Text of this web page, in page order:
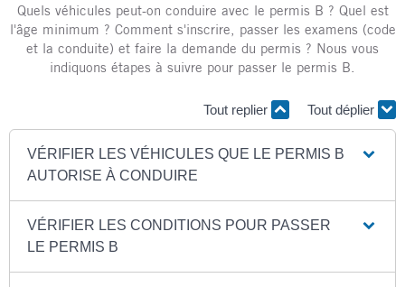
Quels véhicules peut-on conduire avec le permis B ? Quel est
l'âge minimum ? Comment s'inscrire, passer les examens (code
et la conduite) et faire la demande du permis ? Nous vous
indiquons étapes à suivre pour passer le permis B.
Tout replier Tout déplier
VÉRIFIER LES VÉHICULES QUE LE PERMIS B
AUTORISE À CONDUIRE
VÉRIFIER LES CONDITIONS POUR PASSER
LE PERMIS B